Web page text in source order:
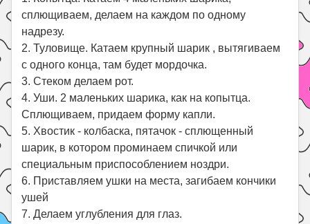
Летом!
Поиск
сплющиваем, делаем на каждом по одному
надрезу.
2. Туловище. Катаем крупный шарик , вытягиваем
с одного конца, там будет мордочка.
3. Стеком делаем рот.
4. Уши. 2 маленьких шарика, как на копытца.
Сплющиваем, придаем форму капли.
5. Хвостик - колбаска, пятачок - сплющенный
шарик, в котором проминаем спичкой или
специальным приспособлением ноздри.
6. Приставляем ушки на места, загибаем кончики
ушей
7. Делаем углубления для глаз.